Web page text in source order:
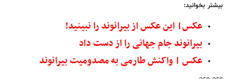
بیشتر بخوانید:
عکس| این عکس از بیرانوند را نبینید!
بیرانوند جام جهانی را از دست داد
عکس | واکنش طارمی به مصدومیت بیرانوند